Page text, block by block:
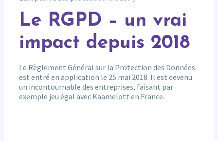
Le RGPD – un vrai
impact depuis 2018
Le Règlement Général sur la Protection des Données
est entré en application le 25 mai 2018. Il est devenu
un incontournable des entreprises, faisant par
exemple jeu égal avec Kaamelott en France.